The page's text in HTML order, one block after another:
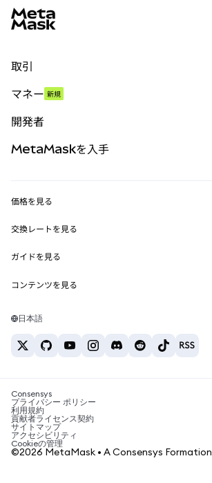
取引
パーペチュアル
RWA
マネー 新規
開発者
MetaMask Connect
Snaps
Web3サービス
MetaMaskを入手
セキュリティ
サポート
キャリア
お問い合わせ
価格を見る
イーサリアムの価格
Solanaの価格
Tetherの価格
交換レートを見る
ETH→USD
USDT→INR
BTC→INR
ETH→USDT
ガイドを見る
ETHの購入
USDTの購入
SHIBの購入
BNBの購入
コンテンツを見る
Solanaウォレット
税制関連ニュース
暗号資産の購入方法は？
ビットコインを売るには？
日本語
Consensys
プライバシー ポリシー
利用規約
貢献者ライセンス契約
サイトマップ
アクセシビリティ
Cookieの管理
©2026 MetaMask • A Consensys Formation